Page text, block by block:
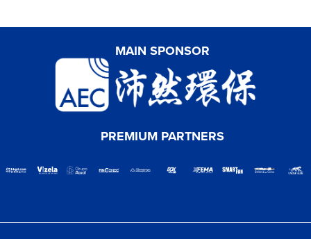
MAIN SPONSOR
PREMIUM PARTNERS